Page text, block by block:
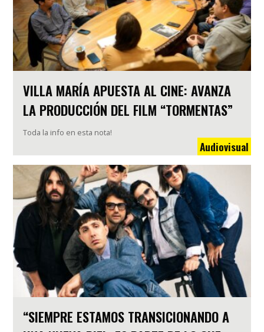
VILLA MARÍA APUESTA AL CINE: AVANZA
LA PRODUCCIÓN DEL FILM “TORMENTAS”
Toda la info en esta nota!
Audiovisual
“SIEMPRE ESTAMOS TRANSICIONANDO A